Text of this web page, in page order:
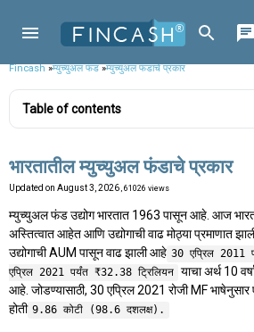
Fincash»म्युच्युअल फंड»म्युच्युअल फंडाचे प्रकार
Table of contents
भारतातील म्युच्युअल फंडाचे प्रकार
Updated on August 3, 2026 , 61026 views
म्युच्युअल फंड उद्योग भारतात 1963 पासून आहे. आज
अस्तित्वात आहेत आणि उद्योगाची वाढ मोठ्या प्रमाणात
उद्योगाची AUM पासून वाढ झाली आहे 30 एप्रिल 2011
एप्रिल 2021 पर्यंत ₹32.38 ट्रिलियन याचा अर्थ 10
आहे. जोडण्यासाठी, 30 एप्रिल 2021 रोजी MF
होती 9.86 कोटी (98.6 दशलक्ष).